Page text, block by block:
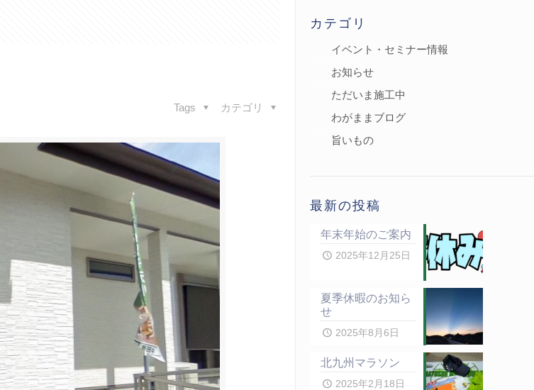
カテゴリ
Tags
カテゴリ
イベント・セミナー情報
お知らせ
ただいま施工中
わがままブログ
旨いもの
最新の投稿
年末年始のご案内
2025年12月25日
夏季休暇のお知ら
せ
2025年8月6日
北九州マラソン
2025年2月18日